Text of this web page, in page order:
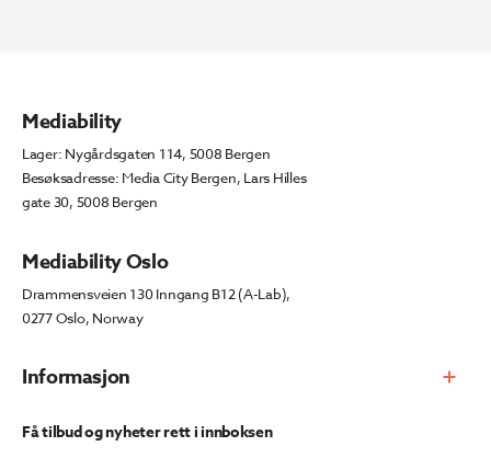
Informasjon
Mediability
Lager: Nygårdsgaten 114, 5008 Bergen
Besøksadresse: Media City Bergen, Lars Hilles
gate 30, 5008 Bergen
Mediability Oslo
Drammensveien 130 Inngang B12 (A-Lab),
0277 Oslo, Norway
Få tilbud og nyheter rett i innboksen